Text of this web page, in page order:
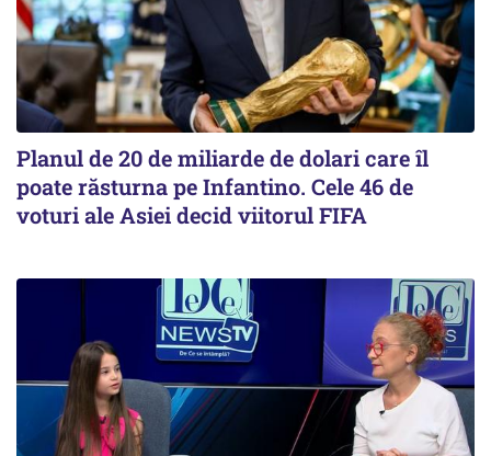
Planul de 20 de miliarde de dolari care îl
poate răsturna pe Infantino. Cele 46 de
voturi ale Asiei decid viitorul FIFA